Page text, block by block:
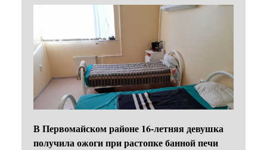
В Первомайском районе 16‑летняя девушка
получила ожоги при растопке банной печи